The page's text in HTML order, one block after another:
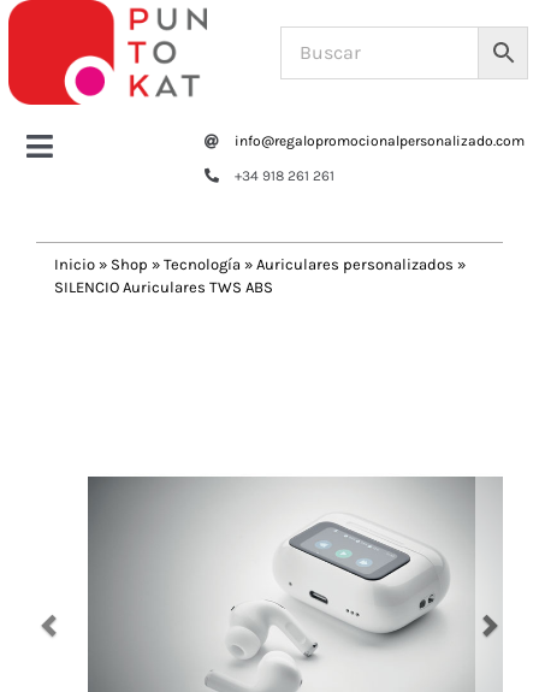
Saltar
contenido
Toggle
Tazas y botellas
Navidad 🎄 Invierno
info@regalopromocionalpersonalizado.com
+34 918 261 261
Inicio » Shop » Tecnología » Auriculares personalizados »
SILENCIO Auriculares TWS ABS